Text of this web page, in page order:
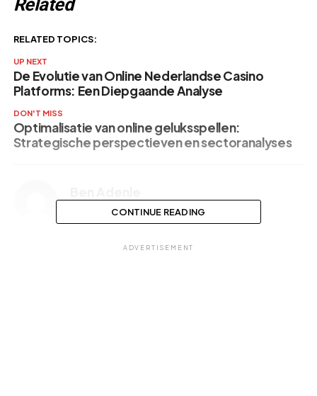
RELATED TOPICS:
UP NEXT
De Evolutie van Online Nederlandse Casino
Platforms: Een Diepgaande Analyse
DON'T MISS
Optimalisatie van online geluksspellen:
Strategische perspectieven en sectoranalyses
CONTINUE READING
ADVERTISEMENT